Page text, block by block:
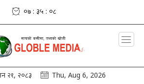
०७ : ३५ : ११
२१, २०८३ Thu, Aug 6, 2026